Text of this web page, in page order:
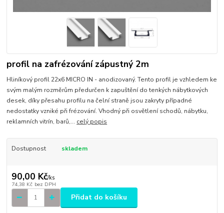
profil na zafrézování zápustný 2m
Hliníkový profil 22x6 MICRO IN - anodizovaný. Tento profil je vzhledem ke
svým malým rozměrům předurčen k zapuštění do tenkých nábytkových
desek, díky přesahu profilu na čelní straně jsou zakryty případné
nedostatky vzniké při frézování. Vhodný při osvětlení schodů, nábytku,
reklamních vitrín, barů,... celý popis
Dostupnost skladem
90,00 Kč/ks
74,38 Kč bez DPH
Přidat do košíku